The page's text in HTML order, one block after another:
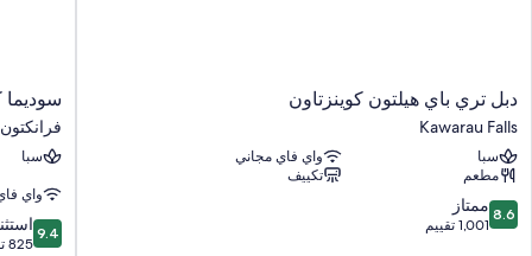
دبل
تري
باي
هيلتون
كوينزتاون
Kawarau
Falls
دبل تري باي هيلتون كوينزتاون
Kawarau Falls
سبا
واي فاي مجاني
مطعم
تكييف
8.6
من
8.6 ممتاز
1,001 تقييم
سوديما
كوينستان
فايف
مايل
سوديما
فرانكتون
سبا
واي
9.4
من
9.4
825 تقييمًا